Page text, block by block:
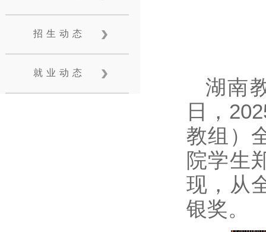
招生动态
就业动态
湖南
日，
教组）
院学生
现，从
银奖。